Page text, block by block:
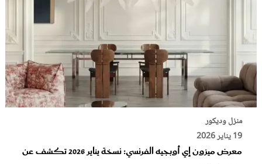
منزل وديكور
19 يناير 2026
معرض ميزون إي أوبجيه الفرنسي: نسخة يناير 2026 تكشف عن